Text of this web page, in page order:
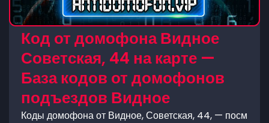
Код от домофона Видное
Советская, 44 на карте —
База кодов от домофонов
подъездов Видное
Коды домофона от Видное, Советская, 44, — посм